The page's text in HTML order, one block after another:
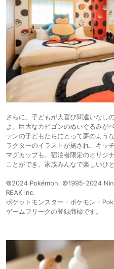
さらに、子どもが大喜び間違いなし
よ。巨大なカビゴンのぬいぐるみが
ァンの子どもたちにとって夢のよう
ラクターのイラストが施され、キッ
マグカップも。宿泊者限定のオリジ
ことができ、家族みんなで楽しいひ
©2024 Pokémon. ©1995-2024
REAK inc.
ポケットモンスター・ポケモン・
ゲームフリークの登録商標です。